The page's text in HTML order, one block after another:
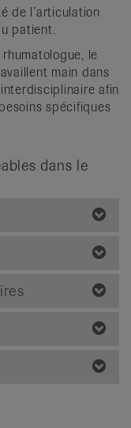
de l’articulation
patient.
le
main dans
afin
spécifiques
dans le